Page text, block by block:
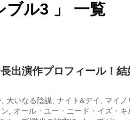
ブル3 」 一覧
出演作プロフィール！
, 大いなる陰謀, ナイト&デイ , マイノ
, オール・ユー・ニード・イズ・キ